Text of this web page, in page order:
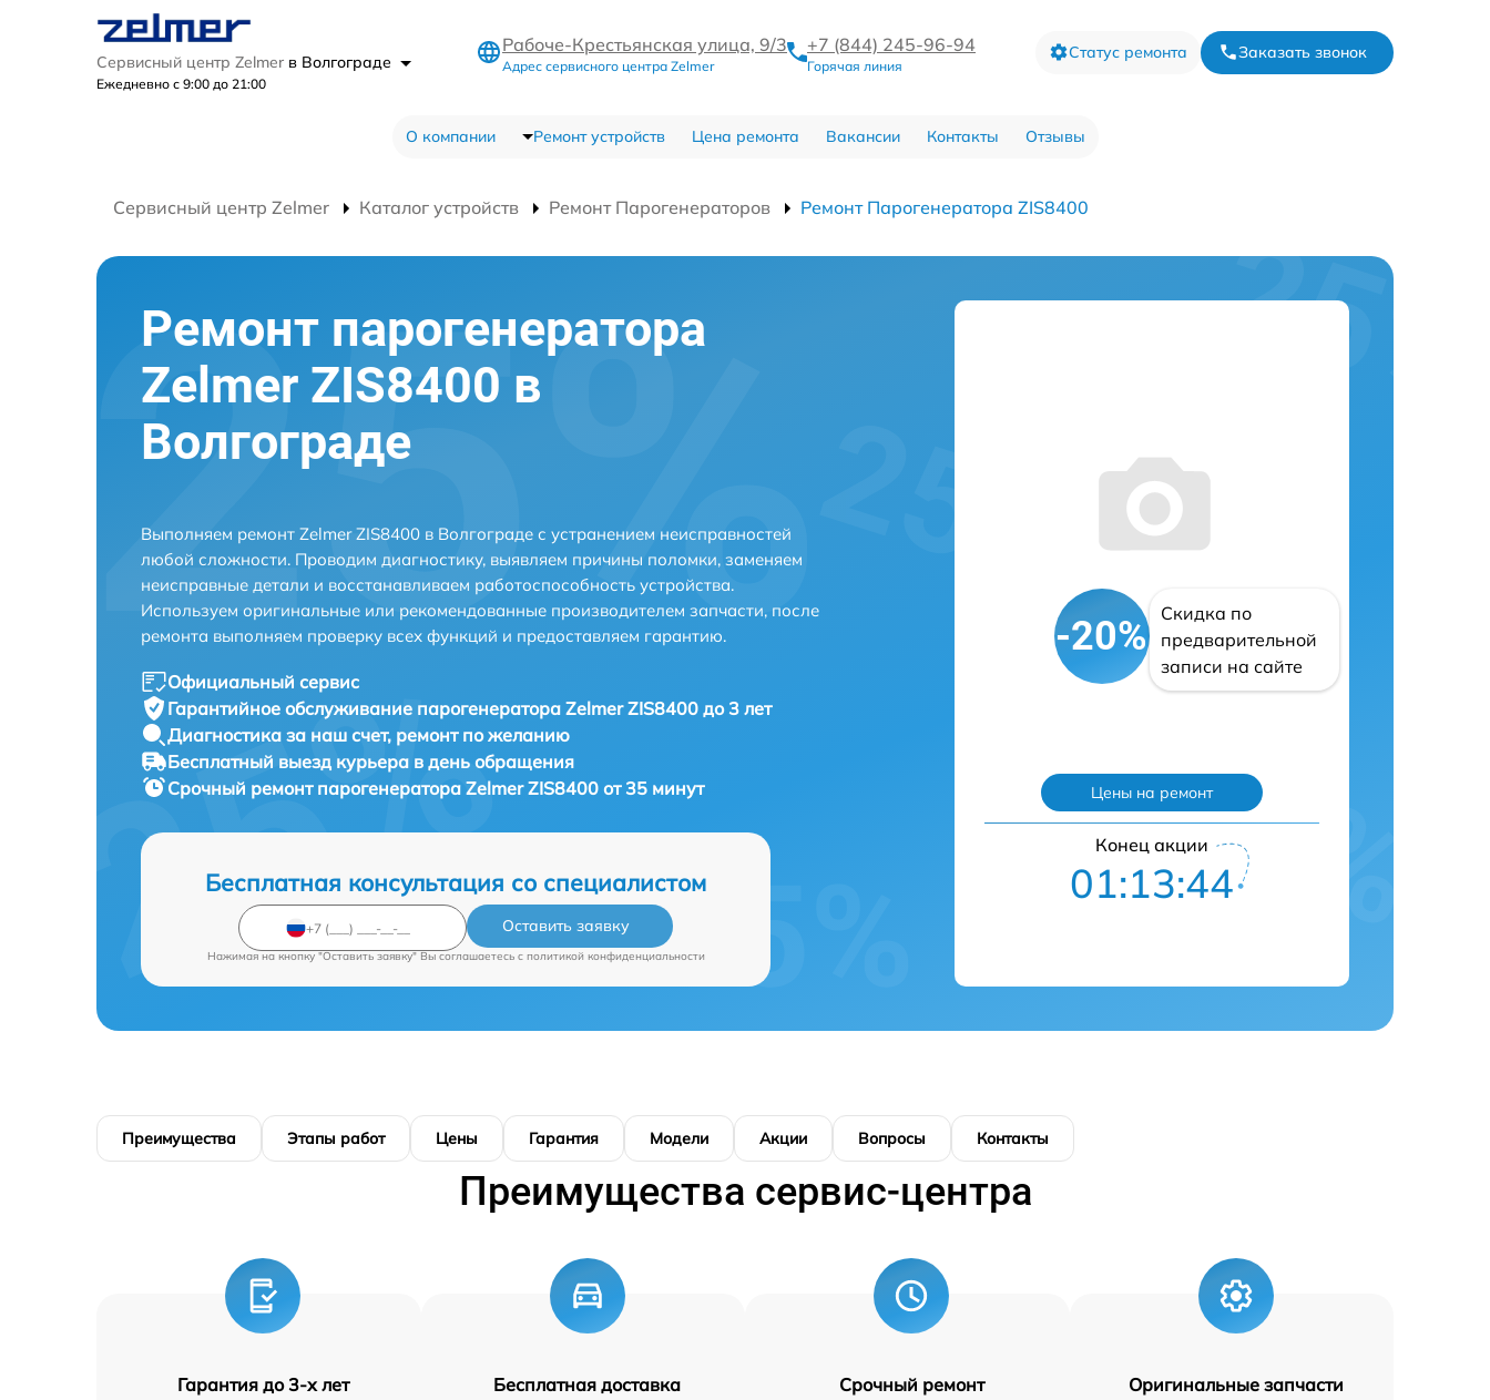
Сервисный центр Zelmer в Волгограде
Ежедневно с 9:00 до 21:00
Рабоче-Крестьянская улица, 9/3
Адрес сервисного центра Zelmer
+7 (844) 245-96-94
Горячая линия
Статус ремонта Заказать звонок
О компании Ремонт устройств Цена ремонта Вакансии Контакты Отзывы
Сервисный центр Zelmer Каталог устройств Ремонт Парогенераторов Ремонт Парогенератора ZIS8400
Ремонт парогенератора
Zelmer ZIS8400 в
Волгограде
Выполняем ремонт Zelmer ZIS8400 в Волгограде с устранением неисправностей
любой сложности. Проводим диагностику, выявляем причины поломки, заменяем
неисправные детали и восстанавливаем работоспособность устройства.
Используем оригинальные или рекомендованные производителем запчасти, после
ремонта выполняем проверку всех функций и предоставляем гарантию.
Официальный сервис
Гарантийное обслуживание парогенератора Zelmer ZIS8400 до 3 лет
Диагностика за наш счет, ремонт по желанию
Бесплатный выезд курьера в день обращения
Срочный ремонт парогенератора Zelmer ZIS8400 от 35 минут
Бесплатная консультация со специалистом
Оставить заявку
Нажимая на кнопку "Оставить заявку" Вы соглашаетесь c политикой конфиденциальности
-20%
Скидка по
предварительной
записи на сайте
Цены на ремонт
Конец акции
01:13:42
Преимущества Этапы работ Цены Гарантия Модели Акции Вопросы Контакты
Преимущества сервис-центра
Гарантия до 3-х лет Бесплатная доставка Срочный ремонт Оригинальные запчасти